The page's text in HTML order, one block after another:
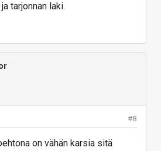
tarjonnan laki.
#8
on vähän karsia sitä